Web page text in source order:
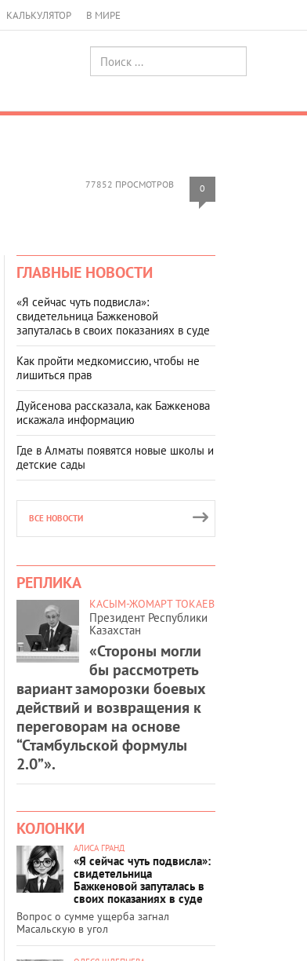
КАЛЬКУЛЯТОР В МИРЕ
77852 ПРОСМОТРОВ 0
ГЛАВНЫЕ НОВОСТИ
«Я сейчас чуть подвисла»:
свидетельница Бажкеновой
запуталась в своих показаниях в суде
Как пройти медкомиссию, чтобы не
лишиться прав
Дуйсенова рассказала, как Бажкенова
искажала информацию
Где в Алматы появятся новые школы и
детские сады
ВСЕ НОВОСТИ
РЕПЛИКА
КАСЫМ-ЖОМАРТ ТОКАЕВ
Президент Республики
Казахстан
«Стороны могли
бы рассмотреть
вариант заморозки боевых
действий и возвращения к
переговорам на основе
“Стамбульской формулы
2.0”».
КОЛОНКИ
АЛИСА ГРАНД
«Я сейчас чуть подвисла»:
свидетельница
Бажкеновой запуталась в
своих показаниях в суде
Вопрос о сумме ущерба загнал
Масальскую в угол